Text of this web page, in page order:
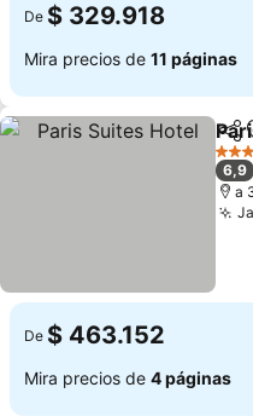
De $ 329.918
Mira precios de 11 páginas
3
6,9
a
De $ 463.152
Mira precios de 4 páginas